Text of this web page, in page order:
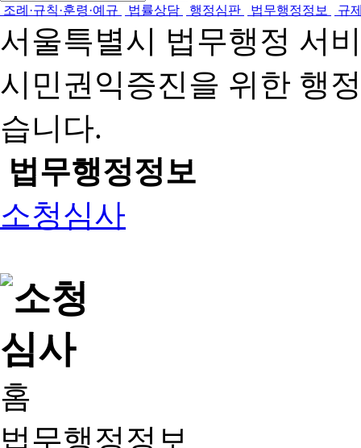
조례·규칙·훈령·예규 법률상담 행정심판 법무행정정보 규
서울특별시 법무행정 서
시민권익증진을 위한 행
습니다.
법무행정정보
소청심사
홈
법무행정정보